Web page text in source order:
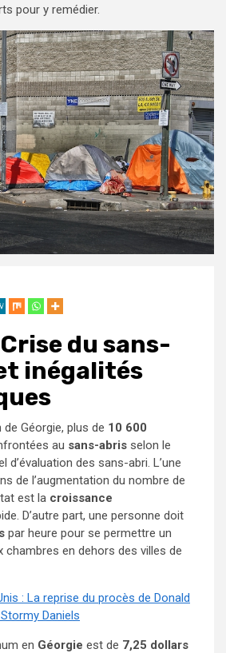
pour y remédier.
du sans-
inégalités
de Géorgie, plus de 10 600
au sans-abris selon le
d’évaluation des sans-abri. L’une
de l’augmentation du nombre de
est la croissance
D’autre part, une personne doit
par heure pour se permettre un
chambres en dehors des villes de
: La reprise du procès de Donald
Daniels
en Géorgie est de 7,25 dollars